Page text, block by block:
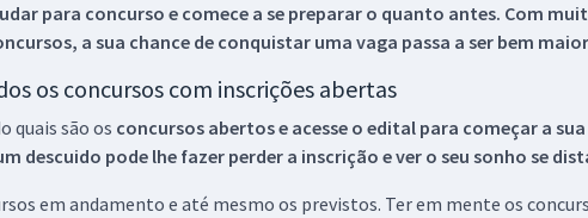
para concurso e comece a se preparar o quanto antes. Com
a sua chance de conquistar uma vaga passa a ser bem
os concursos com inscrições abertas
quais são os concursos abertos e acesse o edital para começar a
descuido pode lhe fazer perder a inscrição e ver o seu sonho se
em andamento e até mesmo os previstos. Ter em mente os